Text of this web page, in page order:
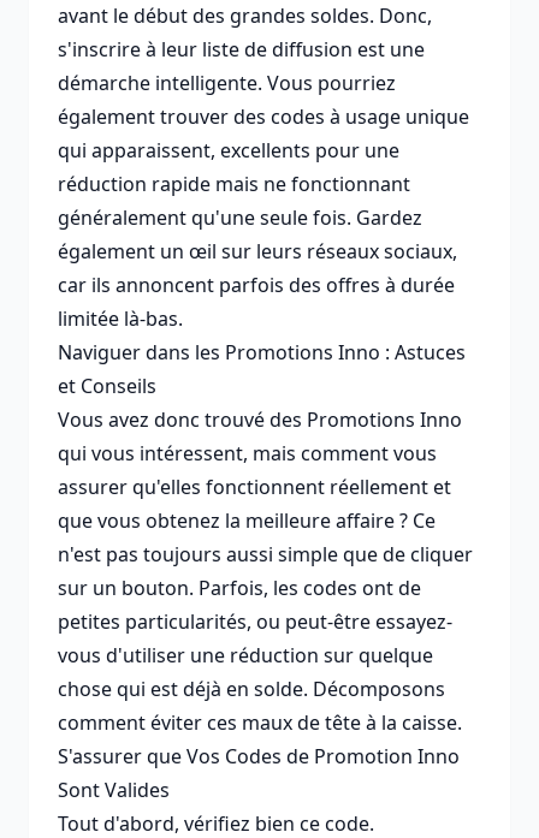
avant le début des grandes soldes. Donc,
s'inscrire à leur liste de diffusion est une
démarche intelligente. Vous pourriez
également trouver des codes à usage unique
qui apparaissent, excellents pour une
réduction rapide mais ne fonctionnant
généralement qu'une seule fois. Gardez
également un œil sur leurs réseaux sociaux,
car ils annoncent parfois des offres à durée
limitée là-bas.
Naviguer dans les Promotions Inno : Astuces
et Conseils
Vous avez donc trouvé des Promotions Inno
qui vous intéressent, mais comment vous
assurer qu'elles fonctionnent réellement et
que vous obtenez la meilleure affaire ? Ce
n'est pas toujours aussi simple que de cliquer
sur un bouton. Parfois, les codes ont de
petites particularités, ou peut-être essayez-
vous d'utiliser une réduction sur quelque
chose qui est déjà en solde. Décomposons
comment éviter ces maux de tête à la caisse.
S'assurer que Vos Codes de Promotion Inno
Sont Valides
Tout d'abord, vérifiez bien ce code.